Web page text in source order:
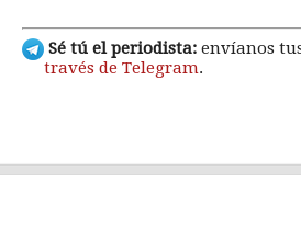
Sé tú el periodista: envíanos
través de Telegram.